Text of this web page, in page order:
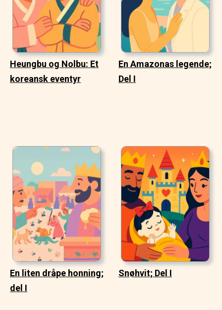
Heungbu og Nolbu: Et
koreansk eventyr
En Amazonas legende;
Del I
En liten dråpe honning;
del I
Snøhvit; Del I